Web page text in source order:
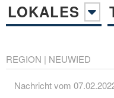
LOKALES
REGION | NEUWIED
Nachricht vom